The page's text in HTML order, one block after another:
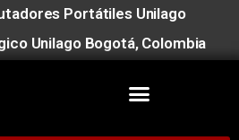
Portátiles Unilago
Unilago Bogotá, Colombia